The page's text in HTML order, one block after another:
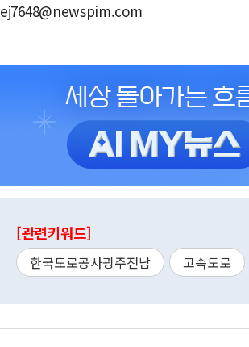
ej7648@newspim.com
[관련키워드]
한국도로공사광주전남 고속도로